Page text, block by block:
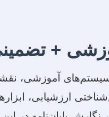
+
آموزشی، نقشی
ارزشیابی،